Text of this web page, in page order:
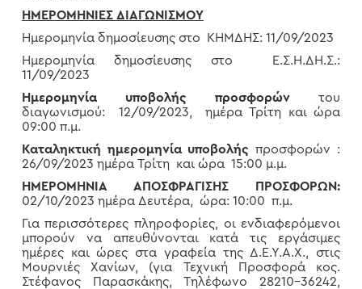
ΗΜΕΡΟΜΗΝΙΕΣ ΔΙΑΓΩΝΙΣΜΟΥ
Ημερομηνία δημοσίευσης στο ΚΗΜΔΗΣ: 11/09/2023
Ημερομηνία δημοσίευσης στο Ε.Σ.Η.ΔΗ.Σ.:
11/09/2023
Ημερομηνία υποβολής προσφορών του
διαγωνισμού: 12/09/2023, ημέρα Τρίτη και ώρα
09:00 π.μ.
Καταληκτική ημερομηνία υποβολής προσφορών :
26/09/2023 ημέρα Τρίτη και ώρα 15:00 μ.μ.
ΗΜΕΡΟΜΗΝΙΑ ΑΠΟΣΦΡΑΓΙΣΗΣ ΠΡΟΣΦΟΡΩΝ:
02/10/2023 ημέρα Δευτέρα, ώρα: 10:00 π.μ.
Για περισσότερες πληροφορίες, οι ενδιαφερόμενοι
μπορούν να απευθύνονται κατά τις εργάσιμες
ημέρες και ώρες στα γραφεία της Δ.Ε.Υ.Α.Χ., στις
Μουρνιές Χανίων, (για Τεχνική Προσφορά κος.
Στέφανος Παρασκάκης, Τηλέφωνο 28210-36242,